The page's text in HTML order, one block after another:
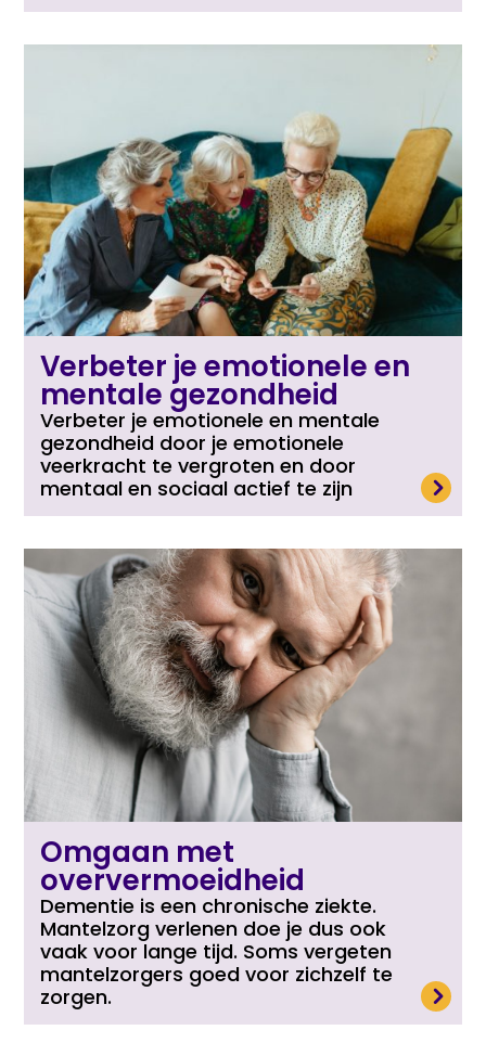
Verbeter je emotionele en
mentale gezondheid
Verbeter je emotionele en mentale
gezondheid door je emotionele
veerkracht te vergroten en door
mentaal en sociaal actief te zijnLees meer
Omgaan met
oververmoeidheid
Dementie is een chronische ziekte.
Mantelzorg verlenen doe je dus ook
vaak voor lange tijd. Soms vergeten
mantelzorgers goed voor zichzelf te
zorgen.